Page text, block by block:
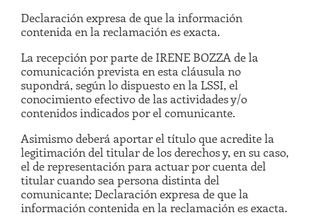
Declaración expresa de que la información
contenida en la reclamación es exacta.
La recepción por parte de IRENE BOZZA de la
comunicación prevista en esta cláusula no
supondrá, según lo dispuesto en la LSSI, el
conocimiento efectivo de las actividades y/o
contenidos indicados por el comunicante.
Asimismo deberá aportar el título que acredite la
legitimación del titular de los derechos y, en su caso,
el de representación para actuar por cuenta del
titular cuando sea persona distinta del
comunicante; Declaración expresa de que la
información contenida en la reclamación es exacta.